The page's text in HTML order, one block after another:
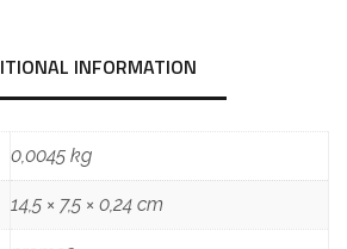
INFORMATION
0,0045 kg
14,5 × 7,5 × 0,24 cm